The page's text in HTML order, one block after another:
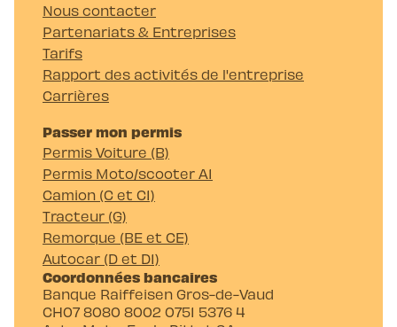
Nous contacter
Partenariats & Entreprises
Tarifs
Rapport des activités de l'entreprise
Carrières
Passer mon permis
Permis Voiture (B)
Permis Moto/scooter A1
Camion (C et C1)
Tracteur (G)
Remorque (BE et CE)
Autocar (D et D1)
Coordonnées bancaires
Banque Raiffeisen Gros-de-Vaud
CH07 8080 8002 0751 5376 4